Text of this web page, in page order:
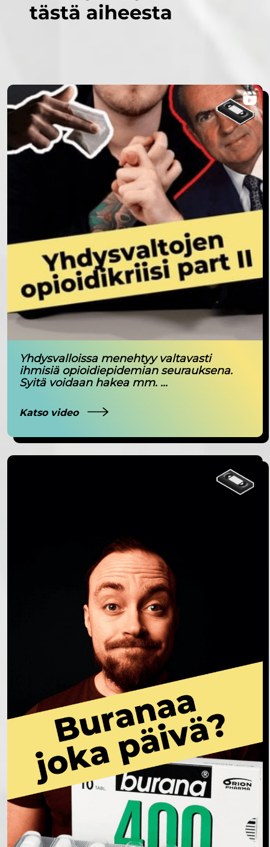
tästä aiheesta
Yhdysvalloissa menehtyy valtavasti
ihmisiä opioidiepidemian seurauksena.
Syitä voidaan hakea mm. ...
Katso video